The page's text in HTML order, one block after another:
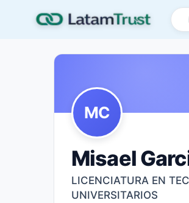
MC
Misael
LICENCIATURA EN
UNIVERSITARIOS